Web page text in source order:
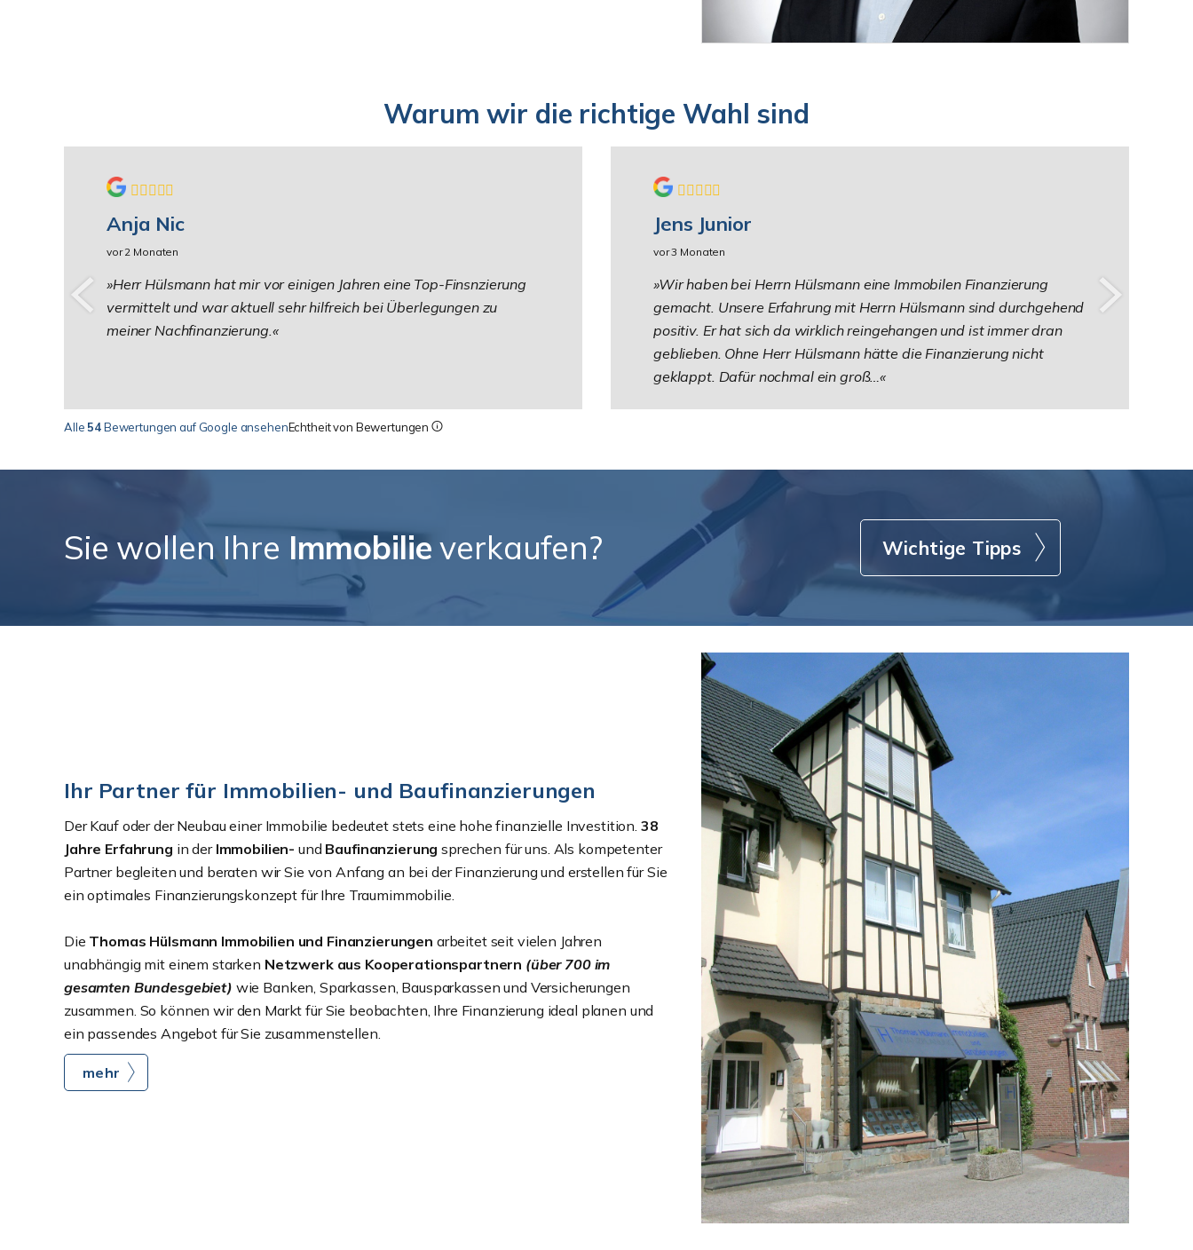
Warum wir die richtige Wahl sind
Anja Nic
vor 2 Monaten
Herr Hülsmann hat mir vor einigen Jahren eine Top-Finsnzierung
vermittelt und war aktuell sehr hilfreich bei Überlegungen zu
meiner Nachfinanzierung.
Jens Junior
vor 3 Monaten
Wir haben bei Herrn Hülsmann eine Immobilen Finanzierung
gemacht. Unsere Erfahrung mit Herrn Hülsmann sind durchgehend
positiv. Er hat sich da wirklich reingehangen und ist immer dran
geblieben. Ohne Herr Hülsmann hätte die Finanzierung nicht
geklappt. Dafür nochmal ein groß…
Alle 54Bewertungen auf Google ansehenEchtheit von Bewertungen
Sie wollen Ihre Immobilie verkaufen? Wichtige Tipps
Ihr Partner für Immobilien- und Baufinanzierungen
Der Kauf oder der Neubau einer Immobilie bedeutet stets eine hohe finanzielle Investition. 38
Jahre Erfahrung in der Immobilien- und Baufinanzierungsprechen für uns. Als kompetenter
Partner begleiten und beraten wir Sie von Anfang an bei der Finanzierung und erstellen für Sie
ein optimales Finanzierungskonzept für Ihre Traumimmobilie.
Die Thomas Hülsmann Immobilien und Finanzierungen arbeitet seit vielen Jahren
unabhängig mit einem starken Netzwerk aus Kooperationspartnern (über 700 im
gesamten Bundesgebiet) wie Banken, Sparkassen, Bausparkassen und Versicherungen
zusammen. So können wir den Markt für Sie beobachten, Ihre Finanzierung ideal planen und
ein passendes Angebot für Sie zusammenstellen.
mehr